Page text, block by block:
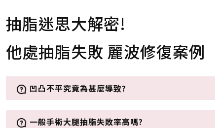
抽脂迷思大解密!
他處抽脂失敗 麗波修復案例
凹凸不平究竟為甚麼導致?
一般手術大腿抽脂失敗率高嗎?